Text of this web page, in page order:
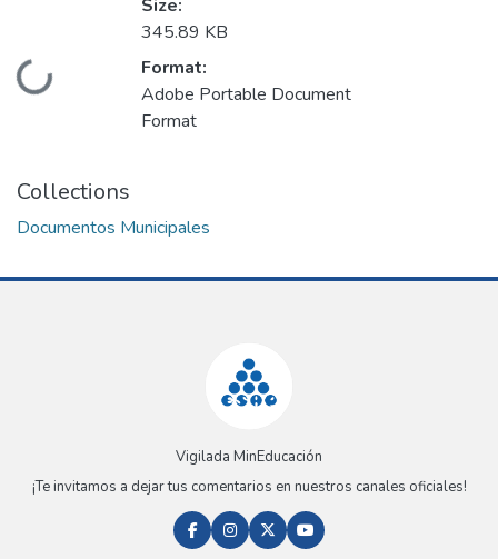
Loading...
Size:
345.89 KB
Format:
Adobe Portable Document
Format
Collections
Documentos Municipales
Vigilada MinEducación
¡Te invitamos a dejar tus comentarios en nuestros canales oficiales!